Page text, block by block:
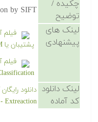
چکیده /
توضیح
by SIFT
لینک های
پیشنهادی
فیلم
پشتیبان یا SVM در متلب
فیلم
لینک دانلود
کد آماده
Extreaction - کلیک کنید.